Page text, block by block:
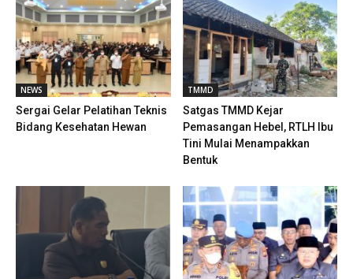
NEWS
Sergai Gelar Pelatihan Teknis
Bidang Kesehatan Hewan
TMMD
Satgas TMMD Kejar
Pemasangan Hebel, RTLH Ibu
Tini Mulai Menampakkan
Bentuk